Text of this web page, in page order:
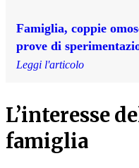
Famiglia, coppie
prove di
Leggi l'articolo
L’interesse
famiglia